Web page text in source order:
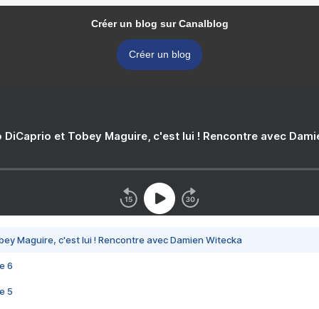
Créer un blog sur Canalblog
Créer un blog
DiCaprio et Tobey Maguire, c'est lui ! Rencontre avec
Maguire, c'est lui ! Rencontre avec Damien Witecka
6
5